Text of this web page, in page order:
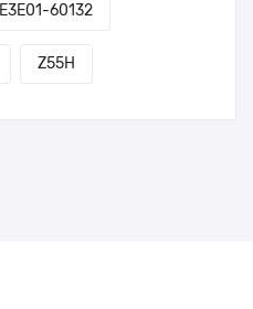
E3E01-60132
Z55H